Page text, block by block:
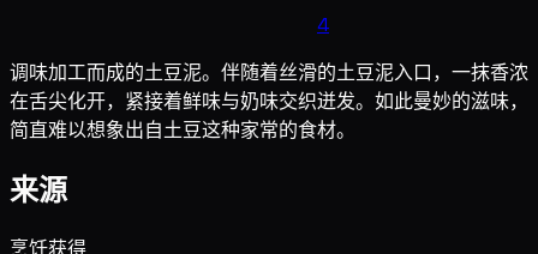
4
调味加工而成的土豆泥。伴随着丝滑的土豆泥入口，一抹香浓
在舌尖化开，紧接着鲜味与奶味交织迸发。如此曼妙的滋味，
简直难以想象出自土豆这种家常的食材。
来源
烹饪获得